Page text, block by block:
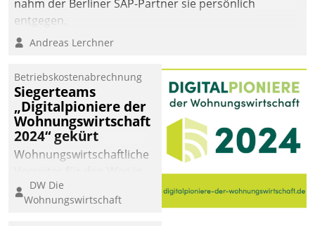
nahm der Berliner SAP-Partner sie persönlich
entgegen.
Andreas Lerchner
Betriebskostenabrechnung
Siegerteams
„Digitalpioniere der
Wohnungswirtschaft
2024“ gekürt
Wohnungswirtschaftliche
eine digitale Zukunft zu
finden, ist das Ziel des
DW Die
Wohnungswirtschaft